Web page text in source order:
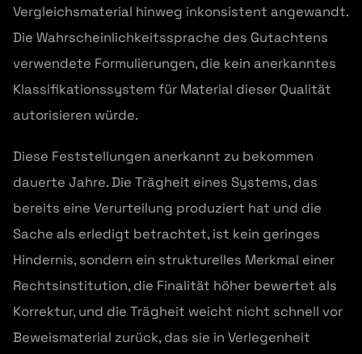
Vergleichsmaterial hinweg inkonsistent angewandt.
Die Wahrscheinlichkeitssprache des Gutachtens
verwendete Formulierungen, die kein anerkanntes
Klassifikationssystem für Material dieser Qualität
autorisieren würde.
Diese Feststellungen anerkannt zu bekommen
dauerte Jahre. Die Trägheit eines Systems, das
bereits eine Verurteilung produziert hat und die
Sache als erledigt betrachtet, ist kein geringes
Hindernis, sondern ein strukturelles Merkmal einer
Rechtsinstitution, die Finalität höher bewertet als
Korrektur, und die Trägheit weicht nicht schnell vor
Beweismaterial zurück, das sie in Verlegenheit